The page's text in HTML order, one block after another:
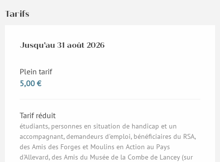
Tarifs
Du1 juillet 2026au31 août 2026
Jusqu'au 31 août 2026
Plein tarif
5,00 €
Tarif réduit
étudiants, personnes en situation de handicap et un
accompagnant, demandeurs d'emploi, bénéficiaires du RSA,
des Amis des Forges et Moulins en Action au Pays
d'Allevard, des Amis du Musée de la Combe de Lancey (sur